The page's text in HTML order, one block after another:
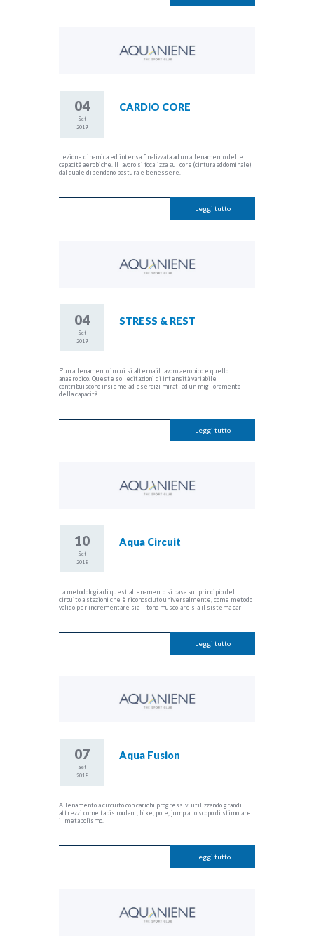
04
Set
2019
CARDIO CORE
Lezione dinamica ed intensa finalizzata ad un allenamento delle
capacità aerobiche. Il lavoro si focalizza sul core (cintura addominale)
dal quale dipendono postura e benessere.
Leggi tutto
04
Set
2019
STRESS & REST
E’un allenamento in cui si alterna il lavoro aerobico e quello
anaerobico. Queste sollecitazioni di intensità variabile
contribuiscono insieme ad esercizi mirati ad un miglioramento
della capacità
Leggi tutto
10
Set
2018
Aqua Circuit
La metodologia di quest’allenamento si basa sul principio del
circuito a stazioni che è riconosciuto universalmente, come metodo
valido per incrementare sia il tono muscolare sia il sistema car
Leggi tutto
07
Set
2018
Aqua Fusion
Allenamento a circuito con carichi progressivi utilizzando grandi
attrezzi come tapis roulant, bike, pole, jump allo scopo di stimolare
il metabolismo.
Leggi tutto